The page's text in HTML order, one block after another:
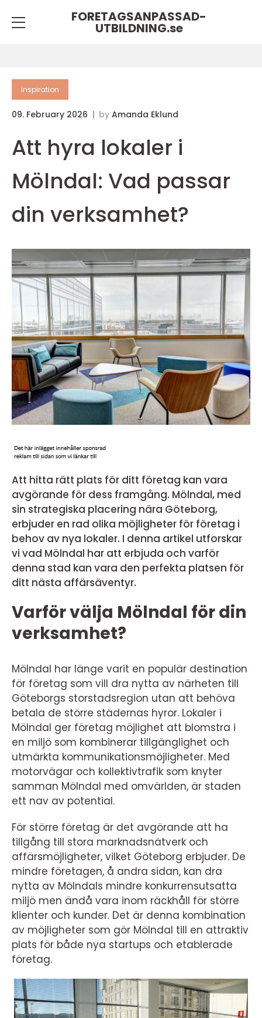
FORETAGSANPASSAD-
UTBILDNING.se
inspiration
09. February 2026 by Amanda Eklund
Att hyra lokaler i
Mölndal: Vad passar
din verksamhet?
Att hitta rätt plats för ditt företag kan vara
avgörande för dess framgång. Mölndal, med
sin strategiska placering nära Göteborg,
erbjuder en rad olika möjligheter för företag i
behov av nya lokaler. I denna artikel utforskar
vi vad Mölndal har att erbjuda och varför
denna stad kan vara den perfekta platsen för
ditt nästa affärsäventyr.
Varför välja Mölndal för din
verksamhet?
Mölndal har länge varit en populär destination
för företag som vill dra nytta av närheten till
Göteborgs storstadsregion utan att behöva
betala de större städernas hyror. Lokaler i
Mölndal ger företag möjlighet att blomstra i
en miljö som kombinerar tillgänglighet och
utmärkta kommunikationsmöjligheter. Med
motorvägar och kollektivtrafik som knyter
samman Mölndal med omvärlden, är staden
ett nav av potential.
För större företag är det avgörande att ha
tillgång till stora marknadsnätverk och
affärsmöjligheter, vilket Göteborg erbjuder. De
mindre företagen, å andra sidan, kan dra
nytta av Mölndals mindre konkurrensutsatta
miljö men ändå vara inom räckhåll för större
klienter och kunder. Det är denna kombination
av möjligheter som gör Mölndal till en attraktiv
plats för både nya startups och etablerade
företag.